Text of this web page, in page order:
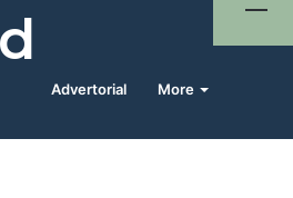
Advertorial More